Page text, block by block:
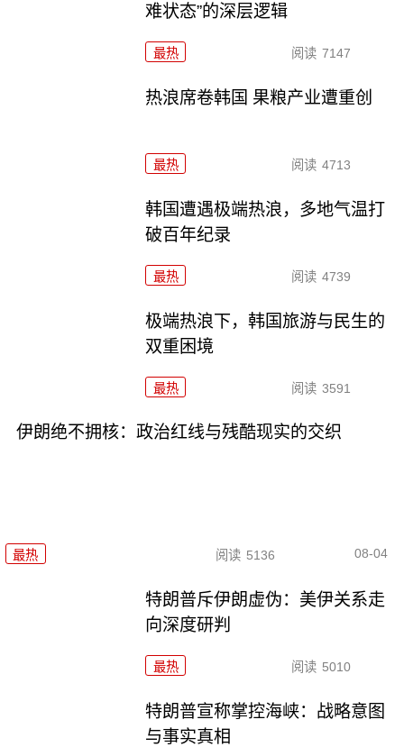
难状态”的深层逻辑
最热 阅读 7147
热浪席卷韩国 果粮产业遭重创
最热 阅读 4713
韩国遭遇极端热浪，多地气温打
破百年纪录
最热 阅读 4739
极端热浪下，韩国旅游与民生的
双重困境
最热 阅读 3591
伊朗绝不拥核：政治红线与残酷现实的交织
最热 阅读 5136 08-04
特朗普斥伊朗虚伪：美伊关系走
向深度研判
最热 阅读 5010
特朗普宣称掌控海峡：战略意图
与事实真相